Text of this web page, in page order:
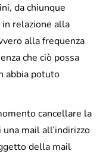
da chiunque
relazione alla
alla frequenza
che ciò possa
abbia potuto
cancellare la
mail all’indirizzo
della mail